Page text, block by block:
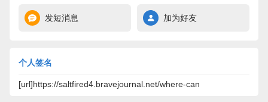
发短消息 加为好友
个人签名
[url]https://saltfired4.bravejournal.net/where-can